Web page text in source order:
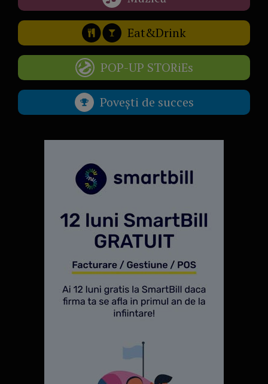
Eat&Drink
POP-UP STORiEs
Povești de succes